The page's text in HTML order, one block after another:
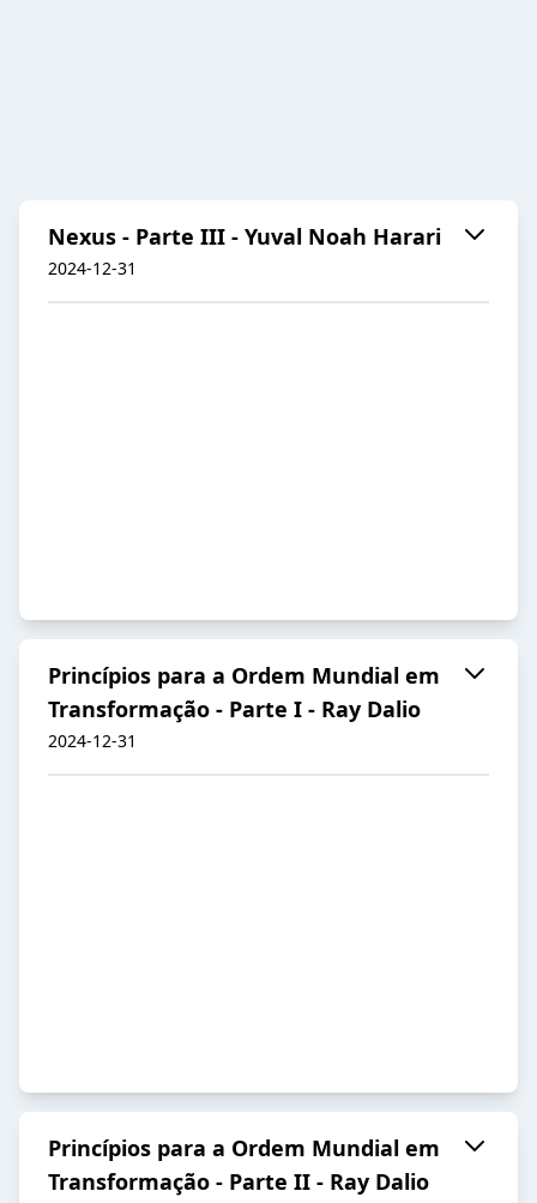
Nexus - Parte III - Yuval Noah Harari
2024-12-31
Princípios para a Ordem Mundial em
Transformação - Parte I - Ray Dalio
2024-12-31
Princípios para a Ordem Mundial em
Transformação - Parte II - Ray Dalio